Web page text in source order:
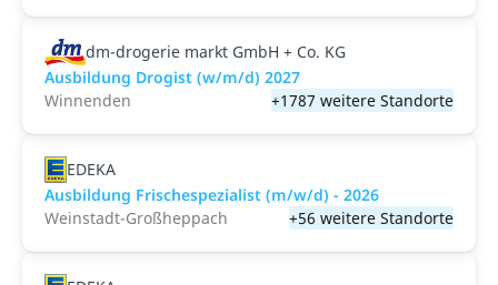
dm-drogerie markt GmbH + Co. KG
Ausbildung Drogist (w/m/d) 2027
Winnenden
+1787 weitere Standorte
EDEKA
Ausbildung Frischespezialist (m/w/d) - 2026
Weinstadt-Großheppach
+56 weitere Standorte